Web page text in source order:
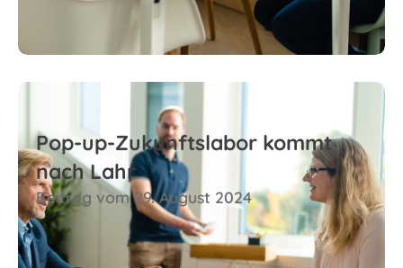
Pop-up-Zukunftslabor kommt
nach Lahr
Beitrag vom 29. August 2024